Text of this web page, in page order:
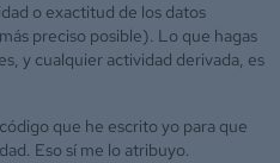
o exactitud de los datos
preciso posible). Lo que hagas
y cualquier actividad derivada, es
que he escrito yo para que
Eso sí me lo atribuyo.